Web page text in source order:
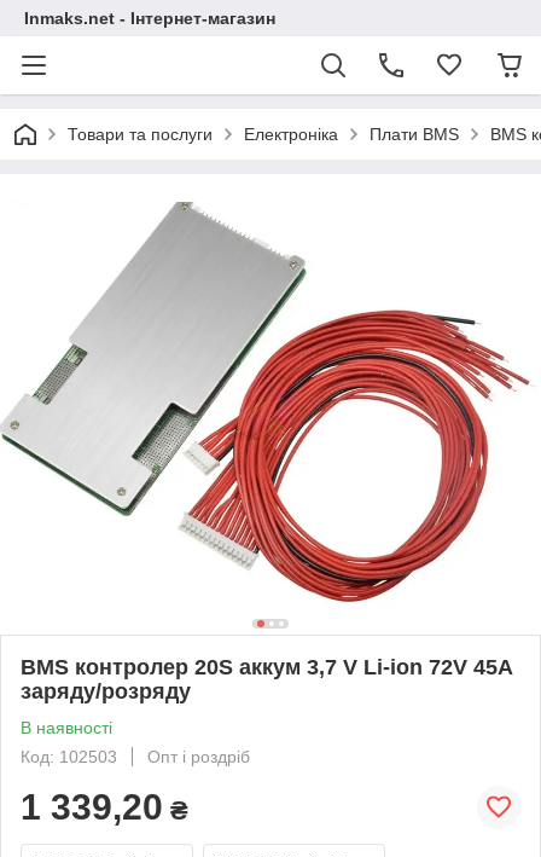
Inmaks.net - Інтернет-магазин
Товари та послуги Електроніка Плати BMS BMS
BMS контролер 20S аккум 3,7 V Li-ion 72V 45A
заряду/розряду
В наявності
Код: 102503
Опт і роздріб
1 339,20 ₴